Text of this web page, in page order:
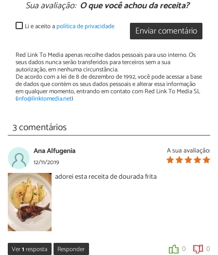
Sua avaliação: O que você achou da receita?
Enviar comentário
Li e aceito apolítica de privacidade
Red Link To Media apenas recolhe dados pessoais para uso interno. Os
seus dados nunca serão transferidos para terceiros sem a sua
autorização, em nenhuma circunstância.
De acordo com a lei de 8 de dezembro de 1992, você pode acessar a base
de dados que contém os seus dados pessoais e alterar essa informação
em qualquer momento, entrando em contato com Red Link To Media SL
(info@linktomedia.net)
3 comentários
A sua avaliação:
Ana Alfugenia
12/11/2019
adorei esta receita de dourada frita
Ver1resposta Responder 0 0